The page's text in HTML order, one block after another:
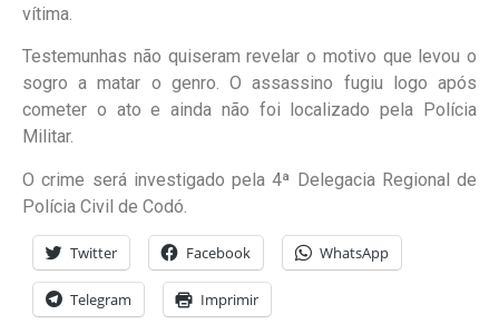
vítima.
Testemunhas não quiseram revelar o motivo que levou o
sogro a matar o genro. O assassino fugiu logo após
cometer o ato e ainda não foi localizado pela Polícia
Militar.
O crime será investigado pela 4ª Delegacia Regional de
Polícia Civil de Codó.
Twitter Facebook WhatsApp
Telegram Imprimir